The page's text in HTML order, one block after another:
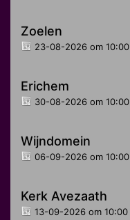
Zoelen
23-08-2026 om 10:00
Erichem
30-08-2026 om 10:00
Wijndomein
06-09-2026 om 10:00
Kerk Avezaath
13-09-2026 om 10:00